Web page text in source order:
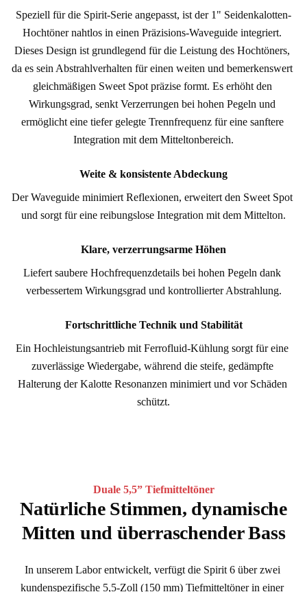
Speziell für die Spirit-Serie angepasst, ist der 1" Seidenkalotten-
Hochtöner nahtlos in einen Präzisions-Waveguide integriert.
Dieses Design ist grundlegend für die Leistung des Hochtöners,
da es sein Abstrahlverhalten für einen weiten und bemerkenswert
gleichmäßigen Sweet Spot präzise formt. Es erhöht den
Wirkungsgrad, senkt Verzerrungen bei hohen Pegeln und
ermöglicht eine tiefer gelegte Trennfrequenz für eine sanftere
Integration mit dem Mitteltonbereich.
Weite & konsistente Abdeckung
Der Waveguide minimiert Reflexionen, erweitert den Sweet Spot
und sorgt für eine reibungslose Integration mit dem Mittelton.
Klare, verzerrungsarme Höhen
Liefert saubere Hochfrequenzdetails bei hohen Pegeln dank
verbessertem Wirkungsgrad und kontrollierter Abstrahlung.
Fortschrittliche Technik und Stabilität
Ein Hochleistungsantrieb mit Ferrofluid-Kühlung sorgt für eine
zuverlässige Wiedergabe, während die steife, gedämpfte
Halterung der Kalotte Resonanzen minimiert und vor Schäden
schützt.
Duale 5,5” Tiefmitteltöner
Natürliche Stimmen, dynamische
Mitten und überraschender Bass
In unserem Labor entwickelt, verfügt die Spirit 6 über zwei
kundenspezifische 5,5-Zoll (150 mm) Tiefmitteltöner in einer